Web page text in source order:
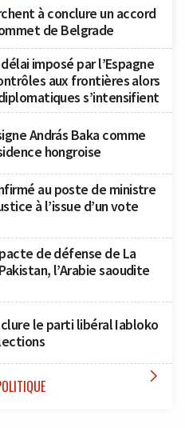
à conclure un accord
de Belgrade
imposé par l’Espagne
aux frontières alors
s’intensifient
András Baka comme
hongroise
au poste de ministre
à l’issue d’un vote
de défense de La
l’Arabie saoudite
le parti libéral Iabloko
